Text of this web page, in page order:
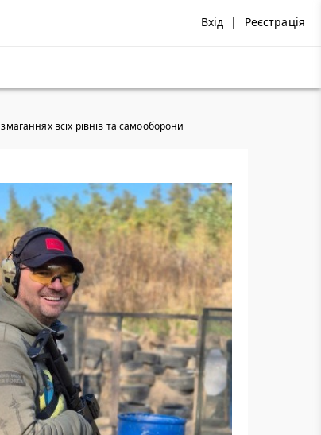
Вхід | Реєстрація
всіх рівнів та самооборони